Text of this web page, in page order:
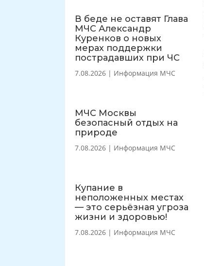
В беде не оставят Глава
МЧС Александр
Куренков о новых
мерах поддержки
пострадавших при ЧС
7.08.2026 | Информация МЧС
МЧС Москвы
безопасный отдых на
природе
7.08.2026 | Информация МЧС
Купание в
неположенных местах
— это серьёзная угроза
жизни и здоровью!
7.08.2026 | Информация МЧС